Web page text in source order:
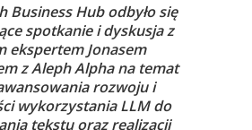
Business Hub odbyło się
spotkanie i dyskusja z
ekspertem Jonasem
z Aleph Alpha na temat
rozwoju i
wykorzystania LLM do
tekstu oraz realizacji